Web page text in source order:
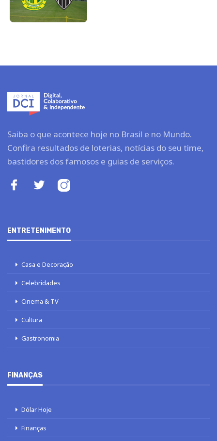
Saiba o que acontece hoje no Brasil e no Mundo.
Confira resultados de loterias, notícias do seu time,
bastidores dos famosos e guias de serviços.
ENTRETENIMENTO
Casa e Decoração
Celebridades
Cinema & TV
Cultura
Gastronomia
FINANÇAS
Dólar Hoje
Finanças